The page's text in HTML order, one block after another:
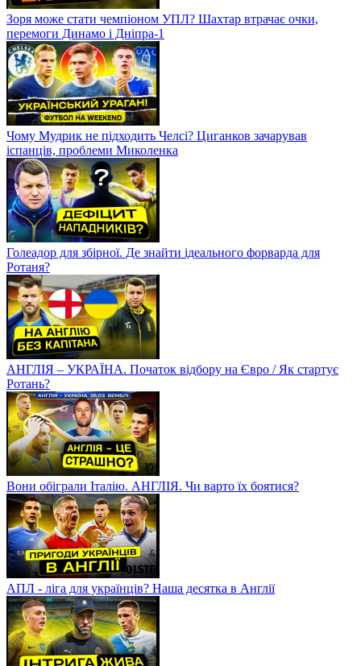
Зоря може стати чемпіоном УПЛ? Шахтар втрачає очки,
перемоги Динамо і Дніпра-1
Чому Мудрик не підходить Челсі? Циганков зачарував
іспанців, проблеми Миколенка
Голеадор для збірної. Де знайти ідеального форварда для
Ротаня?
АНГЛІЯ – УКРАЇНА. Початок відбору на Євро / Як стартує
Ротань?
Вони обіграли Італію. АНГЛІЯ. Чи варто їх боятися?
АПЛ - ліга для українців? Наша десятка в Англії